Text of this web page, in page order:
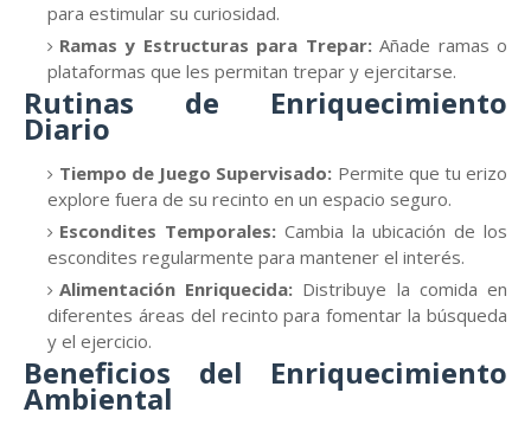
para estimular su curiosidad.
Ramas y Estructuras para Trepar:Añade ramas o
plataformas que les permitan trepar y ejercitarse.
Rutinas de Enriquecimiento
Diario
Tiempo de Juego Supervisado: Permite que tu erizo
explore fuera de su recinto en un espacio seguro.
Escondites Temporales:Cambia la ubicación de los
escondites regularmente para mantener el interés.
Alimentación Enriquecida: Distribuye la comida en
diferentes áreas del recinto para fomentar la búsqueda
y el ejercicio.
Beneficios del Enriquecimiento
Ambiental